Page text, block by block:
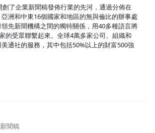
創了企業新聞稿發佈行業的先河，通過分佈在
洲和中東16個國家和地區的無與倫比的辦事處
先新聞機構之間的獨特關係，用40多種語言將
的受眾聯繫起來。全球4萬多家公司、組織和
通社的服務，其中包括50%以上的財富500強
聞稿